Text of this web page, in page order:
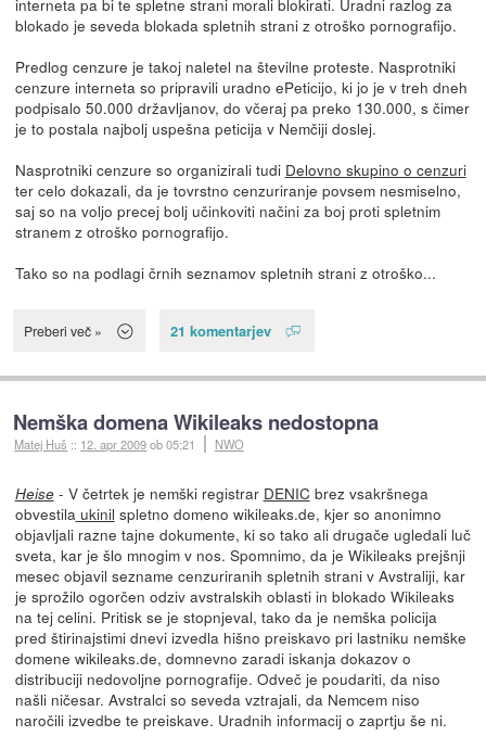
interneta pa bi te spletne strani morali blokirati. Uradni razlog za
blokado je seveda blokada spletnih strani z otroško pornografijo.
Predlog cenzure je takoj naletel na številne proteste. Nasprotniki
cenzure interneta so pripravili uradno ePeticijo, ki jo je v treh dneh
podpisalo 50.000 državljanov, do včeraj pa preko 130.000, s čimer
je to postala najbolj uspešna peticija v Nemčiji doslej.
Nasprotniki cenzure so organizirali tudi Delovno skupino o cenzuri
ter celo dokazali, da je tovrstno cenzuriranje povsem nesmiselno,
saj so na voljo precej bolj učinkoviti načini za boj proti spletnim
stranem z otroško pornografijo.
Tako so na podlagi črnih seznamov spletnih strani z otroško...
Preberi več » 21 komentarjev
Nemška domena Wikileaks nedostopna
Matej Huš :: 12. apr 2009ob 05:21 NWO
Heise- V četrtek je nemški registrar DENIC brez vsakršnega
obvestilaukinil spletno domeno wikileaks.de, kjer so anonimno
objavljali razne tajne dokumente, ki so tako ali drugače ugledali luč
sveta, kar je šlo mnogim v nos. Spomnimo, da je Wikileaks prejšnji
mesec objavil sezname cenzuriranih spletnih strani v Avstraliji, kar
je sprožilo ogorčen odziv avstralskih oblasti in blokado Wikileaks
na tej celini. Pritisk se je stopnjeval, tako da je nemška policija
pred štirinajstimi dnevi izvedla hišno preiskavo pri lastniku nemške
domene wikileaks.de, domnevno zaradi iskanja dokazov o
distribuciji nedovoljne pornografije. Odveč je poudariti, da niso
našli ničesar. Avstralci so seveda vztrajali, da Nemcem niso
naročili izvedbe te preiskave. Uradnih informacij o zaprtju še ni.